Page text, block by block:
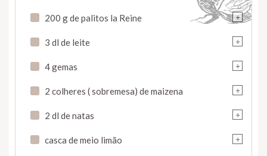
+
200 g de palitos la Reine
+
3 dl de leite
+
4 gemas
+
2 colheres ( sobremesa) de maizena
+
2 dl de natas
+
casca de meio limão